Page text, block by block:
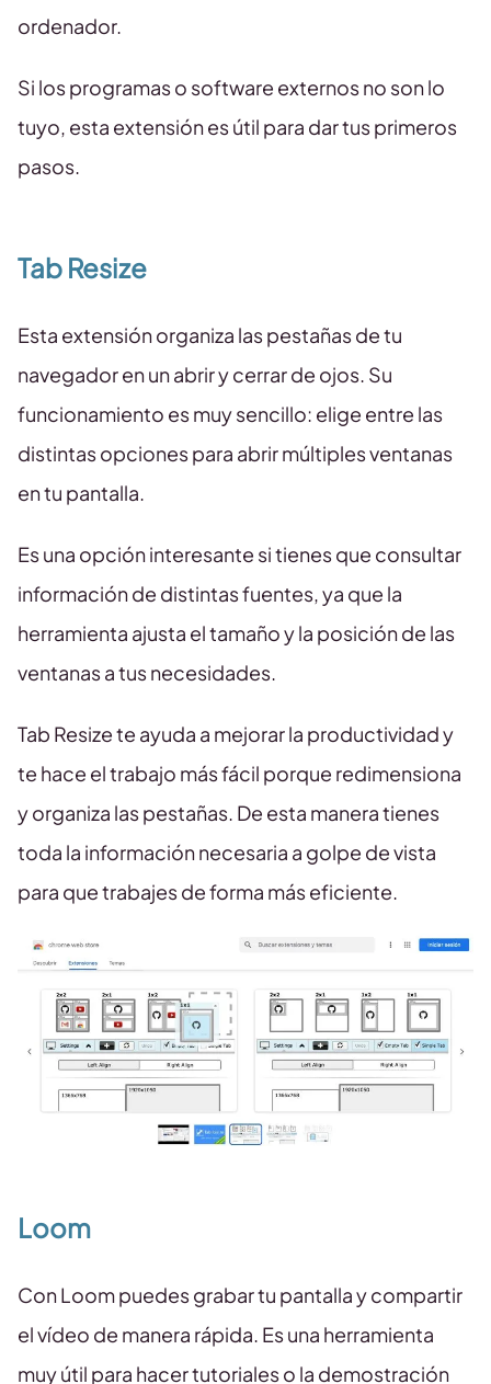
ordenador.
Si los programas o software externos no son lo
tuyo, esta extensión es útil para dar tus primeros
pasos.
Tab Resize
Esta extensión organiza las pestañas de tu
navegador en un abrir y cerrar de ojos. Su
funcionamiento es muy sencillo: elige entre las
distintas opciones para abrir múltiples ventanas
en tu pantalla.
Es una opción interesante si tienes que consultar
información de distintas fuentes, ya que la
herramienta ajusta el tamaño y la posición de las
ventanas a tus necesidades.
Tab Resize te ayuda a mejorar la productividad y
te hace el trabajo más fácil porque redimensiona
y organiza las pestañas. De esta manera tienes
toda la información necesaria a golpe de vista
para que trabajes de forma más eficiente.
Loom
Con Loom puedes grabar tu pantalla y compartir
el vídeo de manera rápida. Es una herramienta
muy útil para hacer tutoriales o la demostración